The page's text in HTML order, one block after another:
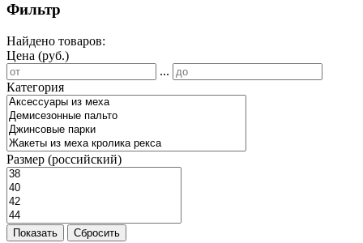
Фильтр
Найдено товаров:
Цена (руб.)
...
Категория
Размер (российский)
Показать Сбросить